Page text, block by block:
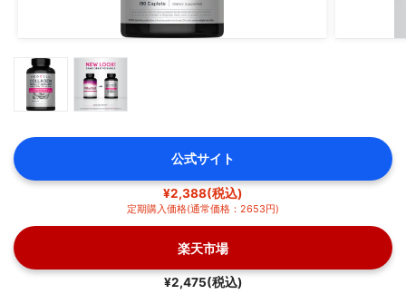
公式サイト
¥2,388(税込)
定期購入価格(通常価格：2653円)
楽天市場
¥2,475(税込)